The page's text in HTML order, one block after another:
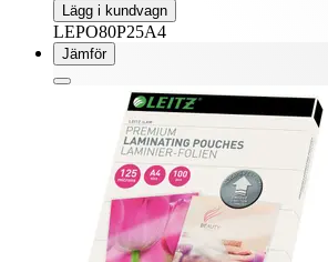
Lägg i kundvagn
LEPO80P25A4
Jämför